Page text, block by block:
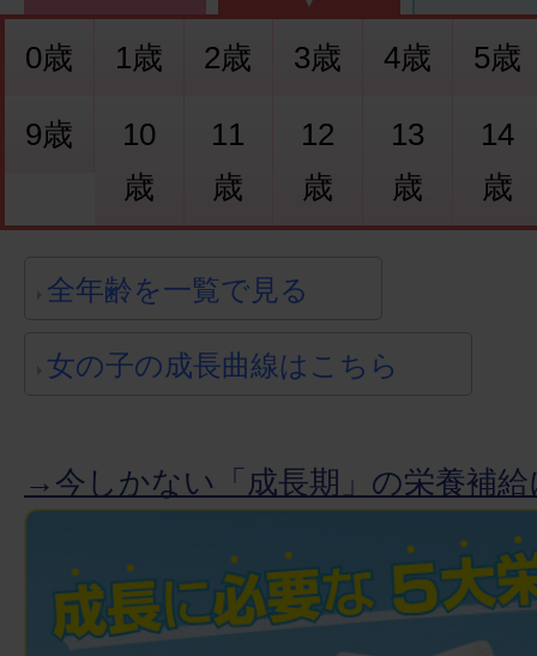
0歳 1歳 2歳 3歳 4歳 5歳
9歳
10
歳
11
歳
12
歳
13
歳
14
歳
全年齢を一覧で見る
女の子の成長曲線はこちら
→今しかない「成長期」の栄養補